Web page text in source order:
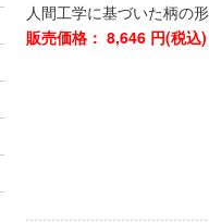
人間工学に基づいた柄の
販売価格： 8,646 円(税